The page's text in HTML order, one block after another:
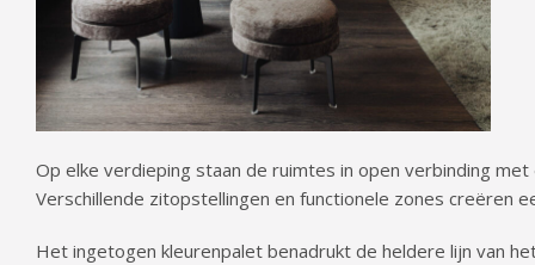
Op elke verdieping staan de ruimtes in open verbinding
Verschillende zitopstellingen en functionele zones creëren
Het ingetogen kleurenpalet benadrukt de heldere lijn van